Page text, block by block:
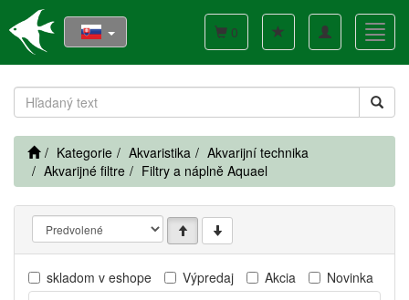
Toggle
navigation
0
Kategorie Akvaristika
Akvarijní technika
Akvarijné filtre
Filtry a náplně Aquael
skladom v eshope Výpredaj Akcia Novinka